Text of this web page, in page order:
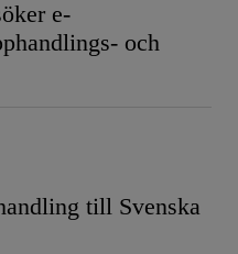
e-
och
till Svenska